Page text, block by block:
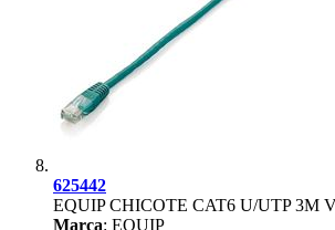
625442
EQUIP CHICOTE CAT6 U/UTP 3M
Marca: EQUIP